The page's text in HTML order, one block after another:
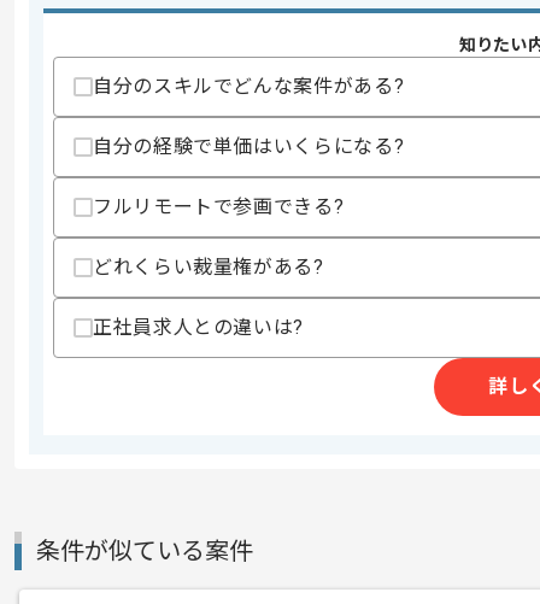
-Automation Studio
-Web studio(Cloudpages)
歓迎スキル
・技術サポートリーダーの経験
・KARTEの知見
エージェントからのコ
PLの経験を活かすことができます。
知りたい
自分のスキルでどんな案件がある?
自分の経験で単価はいくらになる?
フルリモートで参画できる?
どれくらい裁量権がある?
正社員求人との違いは?
詳し
条件が似ている案件